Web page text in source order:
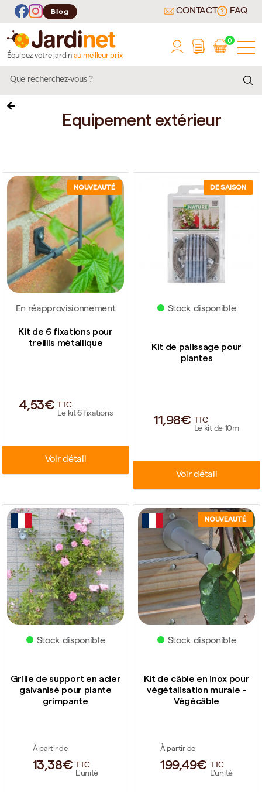
Blog CONTACT FAQ
Équipez votre jardin au meilleur prix
0
Equipement extérieur
NOUVEAUTÉ
En réapprovisionnement
Kit de 6 fixations pour
treillis métallique
4,53€
TTC
Le kit 6 fixations
Voir détail
DE SAISON
Stock disponible
Kit de palissage pour
plantes
11,98€
TTC
Le kit de 10m
Voir détail
Stock disponible
Grille de support en acier
galvanisé pour plante
grimpante
À partir de
13,38€ TTC
L'unité
NOUVEAUTÉ
Stock disponible
Kit de câble en inox pour
végétalisation murale -
Végécâble
À partir de
199,49€
TTC
L'unité